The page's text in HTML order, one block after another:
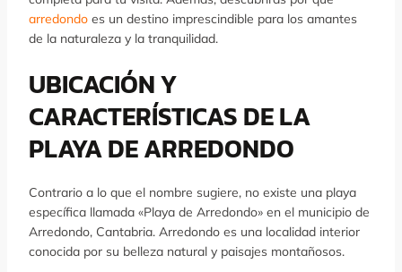
arredondoes un destino imprescindible para los amantes
de la naturaleza y la tranquilidad.
UBICACIÓN Y
CARACTERÍSTICAS DE LA
PLAYA DE ARREDONDO
Contrario a lo que el nombre sugiere, no existe una playa
específica llamada «Playa de Arredondo» en el municipio de
Arredondo, Cantabria. Arredondo es una localidad interior
conocida por su belleza natural y paisajes montañosos.